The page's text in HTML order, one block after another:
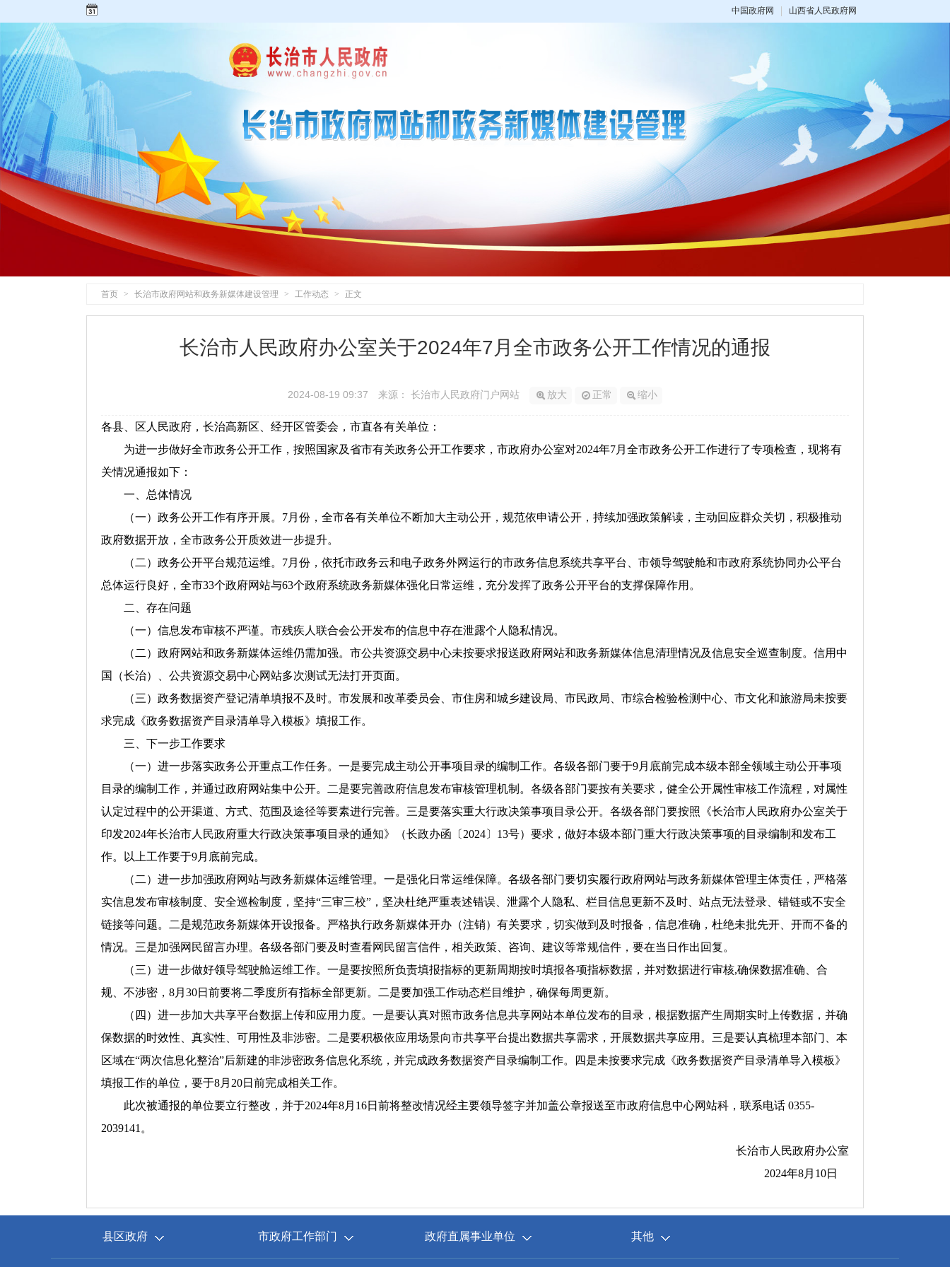
中国政府网 山西省人民政府网
首页 > 长治市政府网站和政务新媒体建设管理 > 工作动态 > 正文
长治市人民政府办公室关于2024年7月全市政务公开工作情况的通报
2024-08-19 09:37 来源： 长治市人民政府门户网站 放大 正常 缩小
各县、区人民政府，长治高新区、经开区管委会，市直各有关单位：
为进一步做好全市政务公开工作，按照国家及省市有关政务公开工作要求，市政府办公室对2024年7月全市政务公开工作进行了专项检查，现将有
关情况通报如下：
一、总体情况
（一）政务公开工作有序开展。7月份，全市各有关单位不断加大主动公开，规范依申请公开，持续加强政策解读，主动回应群众关切，积极推动
政府数据开放，全市政务公开质效进一步提升。
（二）政务公开平台规范运维。7月份，依托市政务云和电子政务外网运行的市政务信息系统共享平台、市领导驾驶舱和市政府系统协同办公平台
总体运行良好，全市33个政府网站与63个政府系统政务新媒体强化日常运维，充分发挥了政务公开平台的支撑保障作用。
二、存在问题
（一）信息发布审核不严谨。市残疾人联合会公开发布的信息中存在泄露个人隐私情况。
（二）政府网站和政务新媒体运维仍需加强。市公共资源交易中心未按要求报送政府网站和政务新媒体信息清理情况及信息安全巡查制度。信用中
国（长治）、公共资源交易中心网站多次测试无法打开页面。
（三）政务数据资产登记清单填报不及时。市发展和改革委员会、市住房和城乡建设局、市民政局、市综合检验检测中心、市文化和旅游局未按要
求完成《政务数据资产目录清单导入模板》填报工作。
三、下一步工作要求
（一）进一步落实政务公开重点工作任务。一是要完成主动公开事项目录的编制工作。各级各部门要于9月底前完成本级本部全领域主动公开事项
目录的编制工作，并通过政府网站集中公开。二是要完善政府信息发布审核管理机制。各级各部门要按有关要求，健全公开属性审核工作流程，对属性
认定过程中的公开渠道、方式、范围及途径等要素进行完善。三是要落实重大行政决策事项目录公开。各级各部门要按照《长治市人民政府办公室关于
印发2024年长治市人民政府重大行政决策事项目录的通知》（长政办函〔2024〕13号）要求，做好本级本部门重大行政决策事项的目录编制和发布工
作。以上工作要于9月底前完成。
（二）进一步加强政府网站与政务新媒体运维管理。一是强化日常运维保障。各级各部门要切实履行政府网站与政务新媒体管理主体责任，严格落
实信息发布审核制度、安全巡检制度，坚持“三审三校”，坚决杜绝严重表述错误、泄露个人隐私、栏目信息更新不及时、站点无法登录、错链或不安全
链接等问题。二是规范政务新媒体开设报备。严格执行政务新媒体开办（注销）有关要求，切实做到及时报备，信息准确，杜绝未批先开、开而不备的
情况。三是加强网民留言办理。各级各部门要及时查看网民留言信件，相关政策、咨询、建议等常规信件，要在当日作出回复。
（三）进一步做好领导驾驶舱运维工作。一是要按照所负责填报指标的更新周期按时填报各项指标数据，并对数据进行审核,确保数据准确、合
规、不涉密，8月30日前要将二季度所有指标全部更新。二是要加强工作动态栏目维护，确保每周更新。
（四）进一步加大共享平台数据上传和应用力度。一是要认真对照市政务信息共享网站本单位发布的目录，根据数据产生周期实时上传数据，并确
保数据的时效性、真实性、可用性及非涉密。二是要积极依应用场景向市共享平台提出数据共享需求，开展数据共享应用。三是要认真梳理本部门、本
区域在“两次信息化整治”后新建的非涉密政务信息化系统，并完成政务数据资产目录编制工作。四是未按要求完成《政务数据资产目录清单导入模板》
填报工作的单位，要于8月20日前完成相关工作。
此次被通报的单位要立行整改，并于2024年8月16日前将整改情况经主要领导签字并加盖公章报送至市政府信息中心网站科，联系电话 0355-
2039141。
长治市人民政府办公室
2024年8月10日
县区政府 市政府工作部门 政府直属事业单位 其他